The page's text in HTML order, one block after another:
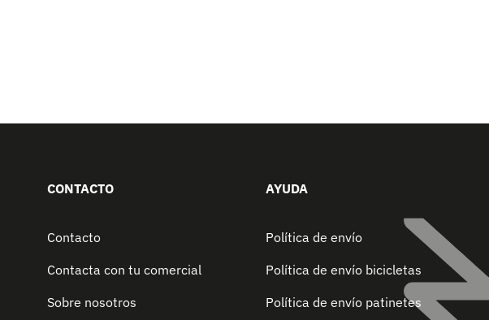
CONTACTO
Contacto
Contacta con tu comercial
Sobre nosotros
AYUDA
Política de envío
Política de envío bicicletas
Política de envío patinetes